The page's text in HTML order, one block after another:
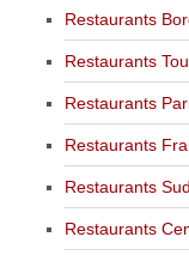
Restaurants
Restaurants
Restaurants
Restaurants
Restaurants
Restaurants